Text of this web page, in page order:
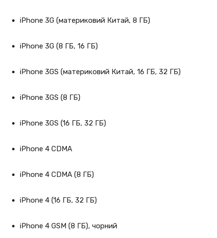
iPhone 3G (материковий Китай, 8 ГБ)
iPhone 3G (8 ГБ, 16 ГБ)
iPhone 3GS (материковий Китай, 16 ГБ, 32 ГБ)
iPhone 3GS (8 ГБ)
iPhone 3GS (16 ГБ, 32 ГБ)
iPhone 4 CDMA
iPhone 4 CDMA (8 ГБ)
iPhone 4 (16 ГБ, 32 ГБ)
iPhone 4 GSM (8 ГБ), чорний